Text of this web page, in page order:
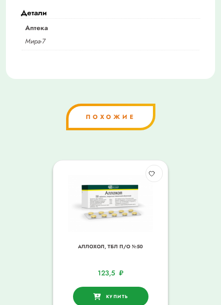
Детали
Аптека
Мира-7
ПОХОЖИЕ
АЛЛОХОЛ, ТБЛ П/О №50
123,5 ₽
КУПИТЬ